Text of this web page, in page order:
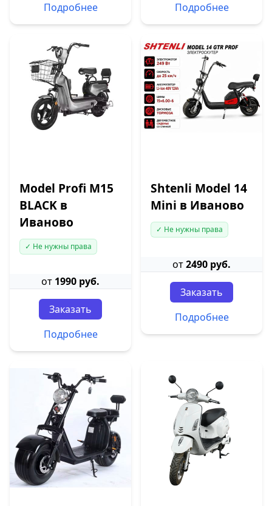
Подробнее
Подробнее
Model Profi M15
BLACK в
Иваново
✓ Не нужны права
от 1990 руб.
Заказать
Подробнее
Shtenli Model 14
Mini в Иваново
✓ Не нужны права
от2490 руб.
Заказать
Подробнее